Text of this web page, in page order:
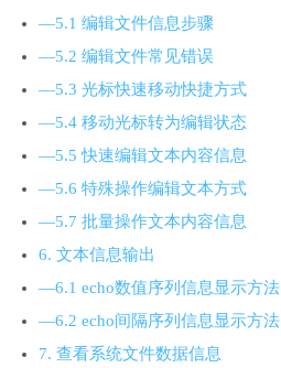
—5.1 编辑文件信息步骤
—5.2 编辑文件常见错误
—5.3 光标快速移动快捷方式
—5.4 移动光标转为编辑状态
—5.5 快速编辑文本内容信息
—5.6 特殊操作编辑文本方式
—5.7 批量操作文本内容信息
6. 文本信息输出
—6.1 echo数值序列信息显示方法
—6.2 echo间隔序列信息显示方法
7. 查看系统文件数据信息